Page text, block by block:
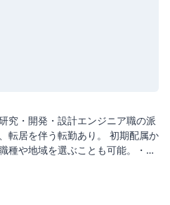
究・開発・設計エンジニア職の派
転居を伴う転勤あり。 初期配属か
種や地域を選ぶことも可能。・5
・7つの勤務エリア...